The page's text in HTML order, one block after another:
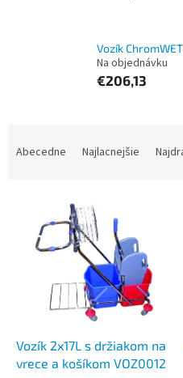
Vozík
Na objednávku
€206,13
Abecedne Najlacnejšie
Vozík 2x17L s držiakom na
vrece a košíkom VOZ0012